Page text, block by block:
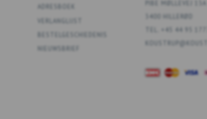
ADRESBOEK
VERLANGLIJST
NIEUWSBRIEF
PIBE MØLLEVEJ 13A
3400 HILLERØD
TEL. +45 44 95 1777